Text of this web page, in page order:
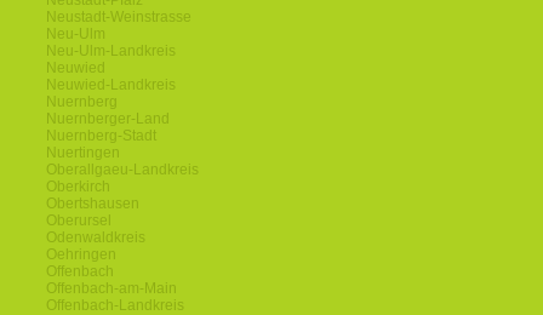
Neustadt-Weinstrasse
Neu-Ulm
Neu-Ulm-Landkreis
Neuwied
Neuwied-Landkreis
Nuernberg
Nuernberger-Land
Nuernberg-Stadt
Nuertingen
Oberallgaeu-Landkreis
Oberkirch
Obertshausen
Oberursel
Odenwaldkreis
Oehringen
Offenbach
Offenbach-am-Main
Offenbach-Landkreis